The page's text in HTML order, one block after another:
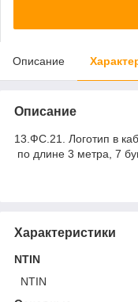
Описание
Описание
13.ФС.21. Логотип в
по длине 3 метра, 7
Характеристики
NTIN
NTIN